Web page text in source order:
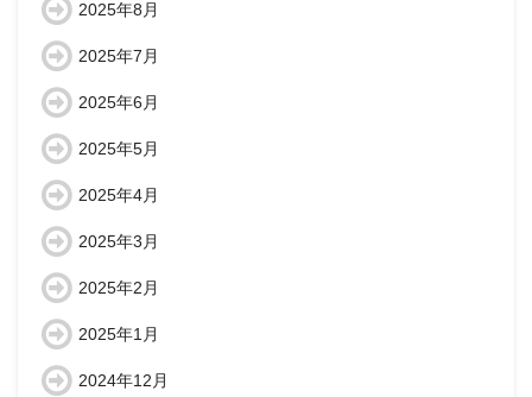
2025年8月
2025年7月
2025年6月
2025年5月
2025年4月
2025年3月
2025年2月
2025年1月
2024年12月